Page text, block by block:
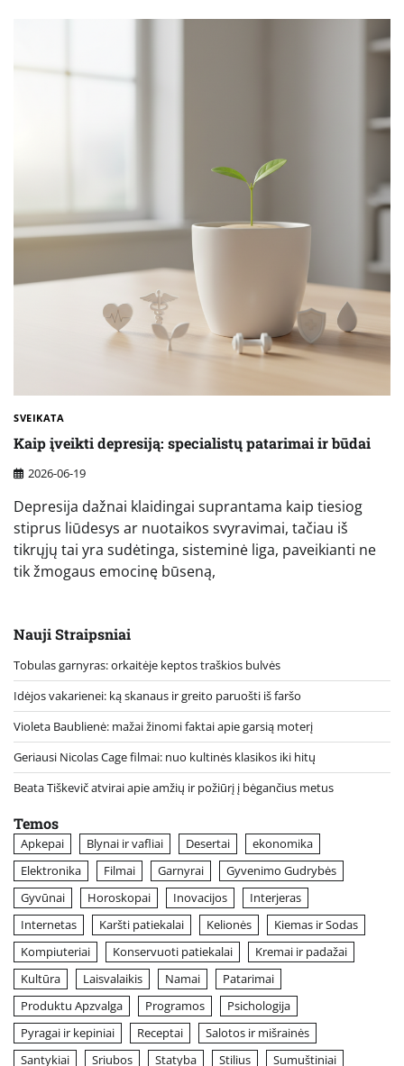
SVEIKATA
Kaip įveikti depresiją: specialistų patarimai ir būdai
2026-06-19
Depresija dažnai klaidingai suprantama kaip tiesiog
stiprus liūdesys ar nuotaikos svyravimai, tačiau iš
tikrųjų tai yra sudėtinga, sisteminė liga, paveikianti ne
tik žmogaus emocinę būseną,
Nauji Straipsniai
Tobulas garnyras: orkaitėje keptos traškios bulvės
Idėjos vakarienei: ką skanaus ir greito paruošti iš faršo
Violeta Baublienė: mažai žinomi faktai apie garsią moterį
Geriausi Nicolas Cage filmai: nuo kultinės klasikos iki hitų
Beata Tiškevič atvirai apie amžių ir požiūrį į bėgančius metus
Temos
Apkepai Blynai ir vafliai Desertai
ekonomika
Elektronika
Filmai Garnyrai
Gyvenimo Gudrybės
Gyvūnai
Horoskopai Inovacijos
Interjeras
Internetas
Karšti patiekalai Kelionės
Kiemas ir Sodas
Kompiuteriai
Konservuoti patiekalai
Kremai ir padažai
Kultūra
Laisvalaikis Namai
Patarimai
Produktu Apzvalga
Programos
Psichologija
Pyragai ir kepiniai
Receptai
Salotos ir mišrainės
Santykiai
Sriubos Statyba Stilius Sumuštiniai